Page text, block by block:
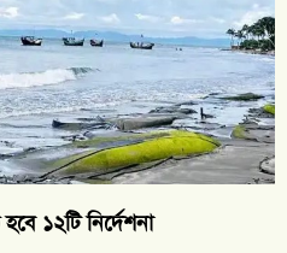
হবে ১২টি নির্দেশনা